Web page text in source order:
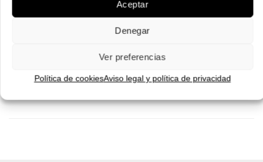
Aceptar
Denegar
Ver preferencias
Política de cookiesAviso legal y política de privacidad